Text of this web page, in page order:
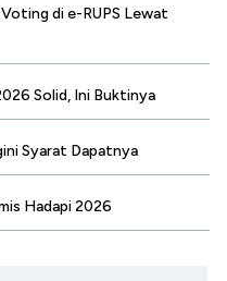
Voting di e-RUPS Lewat
Solid, Ini Buktinya
Syarat Dapatnya
Hadapi 2026